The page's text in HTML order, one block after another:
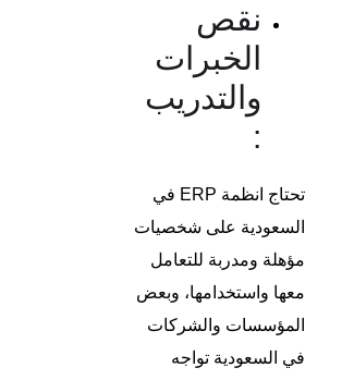
نقص
الخبرات
والتدريب
:
تحتاج انظمة ERP في
السعودية على شخصيات
مؤهلة ومدربة للتعامل
معها واستخدامها، وبعض
المؤسسات والشركات
في السعودية تواجه